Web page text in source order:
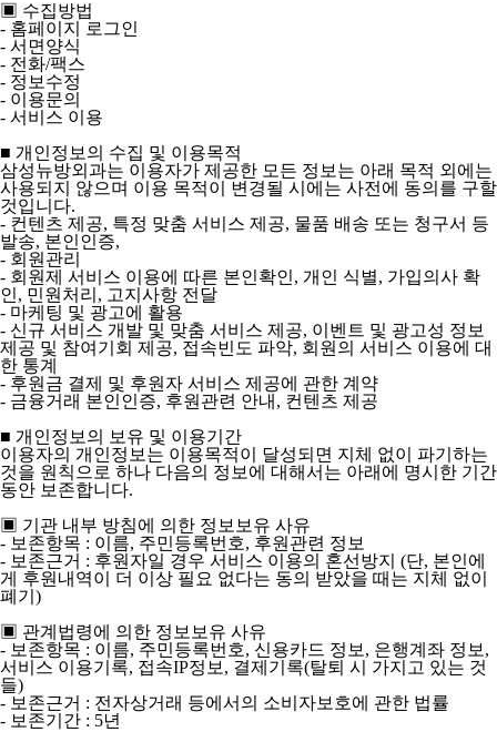
▣ 수집방법
- 홈페이지 로그인
- 서면양식
- 전화/팩스
- 정보수정
- 이용문의
- 서비스 이용
■ 개인정보의 수집 및 이용목적
삼성뉴방외과는 이용자가 제공한 모든 정보는 아래 목적 외에는
사용되지 않으며 이용 목적이 변경될 시에는 사전에 동의를 구할
것입니다.
- 컨텐츠 제공, 특정 맞춤 서비스 제공, 물품 배송 또는 청구서 등
발송, 본인인증,
- 회원관리
- 회원제 서비스 이용에 따른 본인확인, 개인 식별, 가입의사 확
인, 민원처리, 고지사항 전달
- 마케팅 및 광고에 활용
- 신규 서비스 개발 및 맞춤 서비스 제공, 이벤트 및 광고성 정보
제공 및 참여기회 제공, 접속빈도 파악, 회원의 서비스 이용에 대
한 통계
- 후원금 결제 및 후원자 서비스 제공에 관한 계약
- 금융거래 본인인증, 후원관련 안내, 컨텐츠 제공
■ 개인정보의 보유 및 이용기간
이용자의 개인정보는 이용목적이 달성되면 지체 없이 파기하는
것을 원칙으로 하나 다음의 정보에 대해서는 아래에 명시한 기간
동안 보존합니다.
▣ 기관 내부 방침에 의한 정보보유 사유
- 보존항목 : 이름, 주민등록번호, 후원관련 정보
- 보존근거 : 후원자일 경우 서비스 이용의 혼선방지 (단, 본인에
게 후원내역이 더 이상 필요 없다는 동의 받았을 때는 지체 없이
폐기)
▣ 관계법령에 의한 정보보유 사유
- 보존항목 : 이름, 주민등록번호, 신용카드 정보, 은행계좌 정보,
서비스 이용기록, 접속IP정보, 결제기록(탈퇴 시 가지고 있는 것
들)
- 보존근거 : 전자상거래 등에서의 소비자보호에 관한 법률
- 보존기간 : 5년